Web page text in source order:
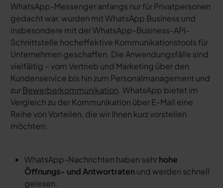
WhatsApp-Messenger anfangs nur für Privatpersonen
gedacht war, wurden mit WhatsApp Business und
insbesondere mit der WhatsApp-Business-API-
Schnittstelle hocheffektive Kommunikationstools für
Unternehmen geschaffen. Die Anwendungsfälle sind
vielfältig – vom Vertrieb und Marketing über den
Kundenservice bis hin zum Personalmanagement und
zurBewerberkommunikation. WhatsApp bietet im
Vergleich zu der Kommunikation über E-Mail eine
Reihe von Vorteilen, die wir Ihnen kurz vorstellen
möchten:
WhatsApp-Nachrichten haben sehrhohe
Öffnungs- und Antwortratenund werden schnell
gelesen.